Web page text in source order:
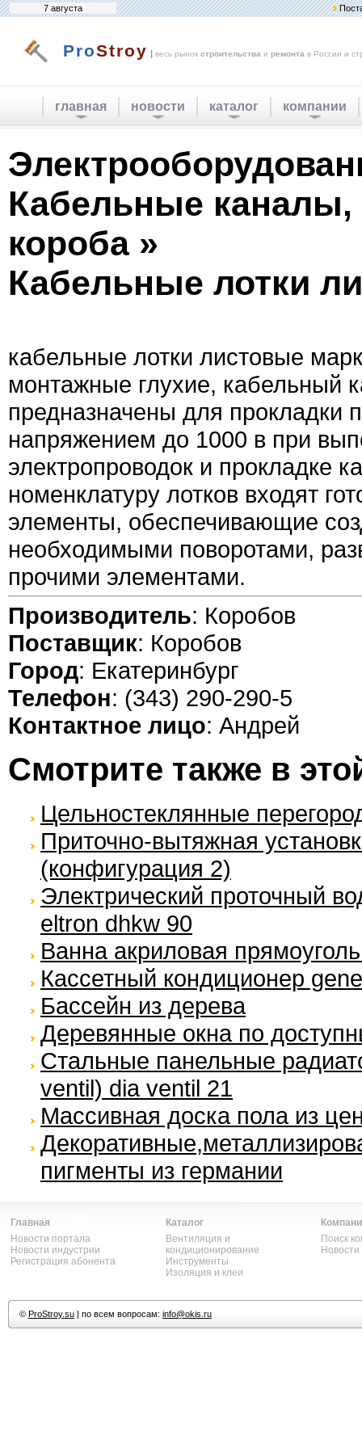
7 августа
ProStroy | весь рынок строительства и ремонта в России и
главная новости каталог компании
Кабельные каналы,
короба »
Кабельные лотки
кабельные лотки листовые
монтажные глухие, кабельный
предназначены для прокладки
напряжением до 1000 в при
электропроводок и прокладке
номенклатуру лотков входят
элементы, обеспечивающие
необходимыми поворотами,
прочими элементами.
Производитель: Коробов
Поставщик: Коробов
Город: Екатеринбург
Телефон: (343) 290-290-5
Контактное лицо: Андрей
Смотрите также в
Цельностеклянные
Приточно-вытяжная
(конфигурация 2)
Электрический проточный
eltron dhkw 90
Ванна акриловая
Кассетный кондиционер
Бассейн из дерева
Деревянные окна по
Стальные панельные
ventil) dia ventil 21
Массивная доска пола из
пигменты из германии
Главная
Новости портала
Новости индустрии
Регистрация абонента
Каталог
Вентиляция и
кондиционирование
Инструменты
Изоляция и клеи
Поиск
© ProStroy.su| по всем вопросам: info@okis.ru